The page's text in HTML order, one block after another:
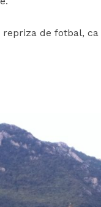
repriza de fotbal,